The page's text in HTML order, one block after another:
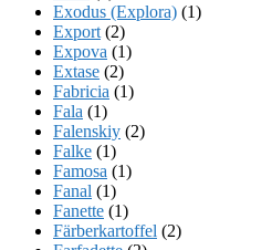
Exodus (Explora) (1)
Export (2)
Expova (1)
Extase (2)
Fabricia (1)
Fala (1)
Falenskiy (2)
Falke (1)
Famosa (1)
Fanal (1)
Fanette (1)
Färberkartoffel (2)